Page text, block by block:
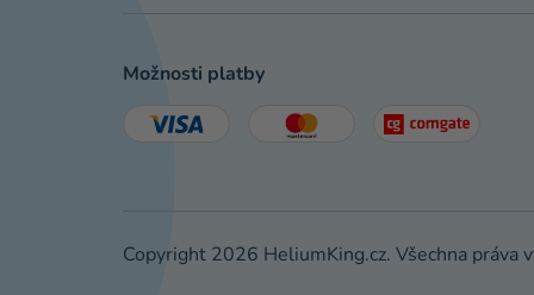
Možnosti platby
Copyright 2026 HeliumKing.cz. Všechna práva